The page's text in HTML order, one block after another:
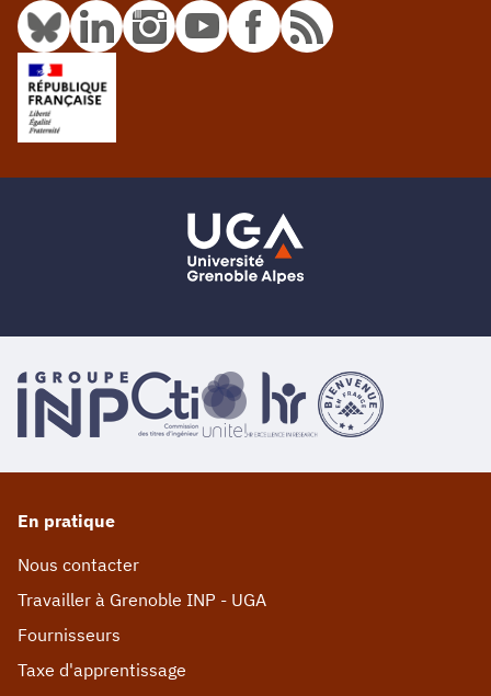
En pratique
Nous contacter
Travailler à Grenoble INP - UGA
Fournisseurs
Taxe d'apprentissage